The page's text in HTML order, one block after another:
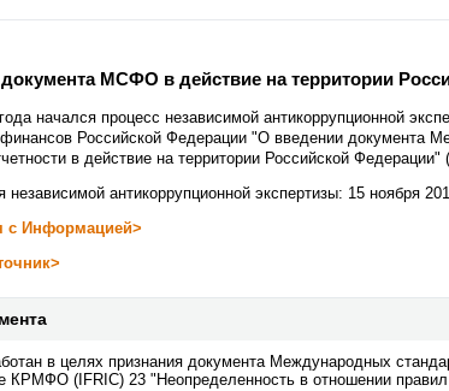
МСФО в действие на территории
начался процесс независимой антикоррупционной
Российской Федерации "О введении документа
в действие на территории Российской Федерации"
независимой антикоррупционной экспертизы: 15 ноября
с Информацией>
в целях признания документа Международных
КРМФО (IFRIC) 23 "Неопределенность в отношении правил